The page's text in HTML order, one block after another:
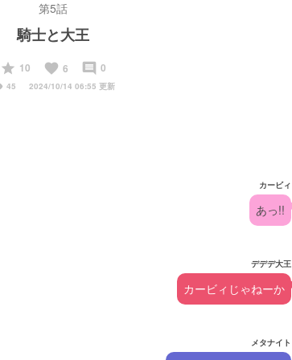
第5話
騎士と大王
start
10 favorite 6 insert_comment 0
45 2024/10/14 06:55 更新
カービィ
あっ!!
デデデ大王
カービィじゃねーか
メタナイト